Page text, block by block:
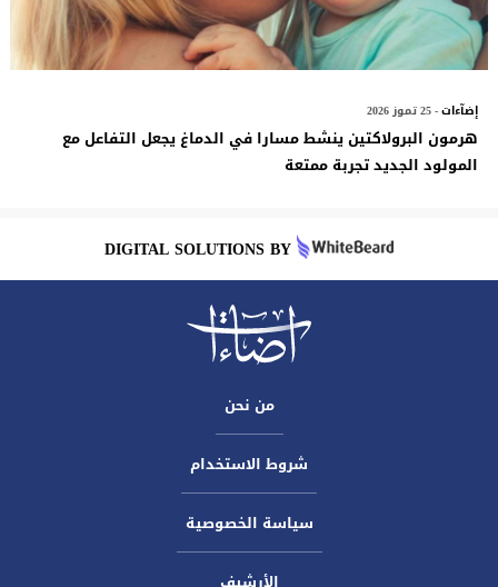
إضآءات- 25 تموز 2026
هرمون البرولاكتين ينشط مسارا في الدماغ يجعل التفاعل مع
المولود الجديد تجربة ممتعة
DIGITAL SOLUTIONS BY
من نحن
شروط الاستخدام
سياسة الخصوصية